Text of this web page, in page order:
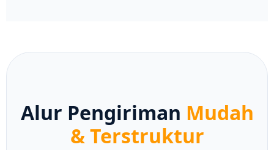
Alur Pengiriman Mudah
& Terstruktur